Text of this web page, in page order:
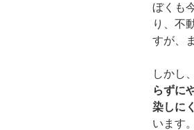
ぼくも
り、不
すが、
しかし、
らずに
染しに
います。